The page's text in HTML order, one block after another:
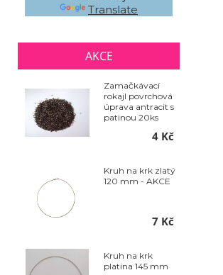
Translate
AKCE
Zamačkávací
rokajl povrchová
úprava antracit s
patinou 20ks
4 Kč
Kruh na krk zlatý
120 mm - AKCE
7 Kč
Kruh na krk
platina 145 mm